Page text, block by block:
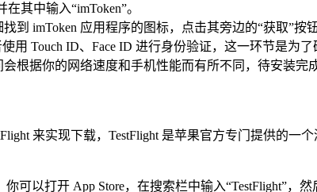
其中输入“imToken”。
imToken 应用程序的图标，点击其旁边的“获取”按
用 Touch ID、Face ID 进行身份验证，这一环节是为
根据你的网络速度和手机性能而有所不同，待安装完
来实现下载，TestFlight 是苹果官方专门提供的
可以打开 App Store，在搜索栏中输入“TestFlight”，然